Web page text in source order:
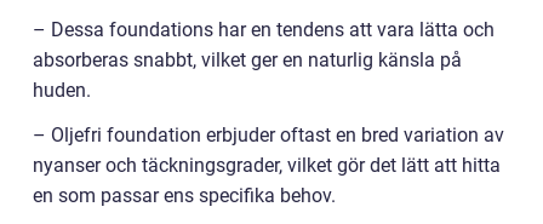
– Dessa foundations har en tendens att vara lätta och
absorberas snabbt, vilket ger en naturlig känsla på
huden.
– Oljefri foundation erbjuder oftast en bred variation av
nyanser och täckningsgrader, vilket gör det lätt att hitta
en som passar ens specifika behov.